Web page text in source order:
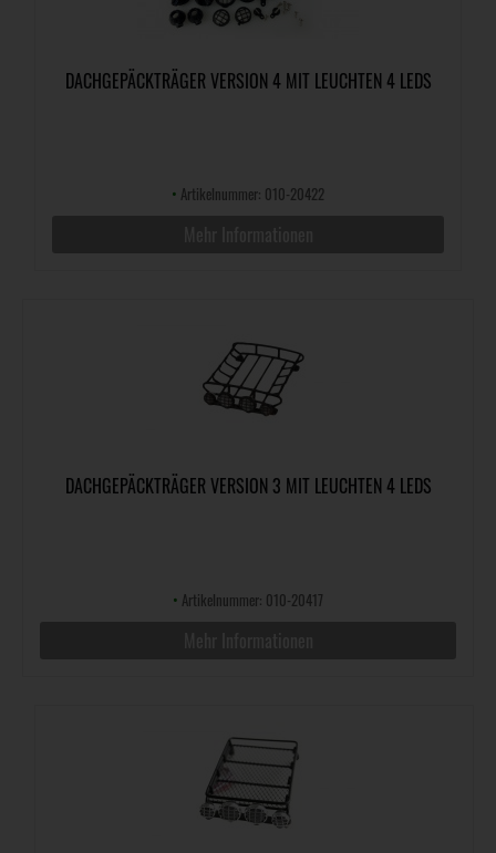
DACHGEPÄCKTRÄGER VERSION 4 MIT LEUCHTEN 4 LEDS
• Artikelnummer: 010-20422
DACHGEPÄCKTRÄGER VERSION 3 MIT LEUCHTEN 4 LEDS
• Artikelnummer: 010-20417